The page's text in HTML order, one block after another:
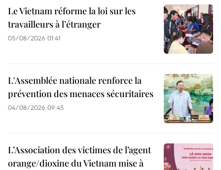
Le Vietnam réforme la loi sur les
travailleurs à l’étranger
05/08/2026 01:41
L'Assemblée nationale renforce la
prévention des menaces sécuritaires
04/08/2026 09:45
L’Association des victimes de l’agent
orange/dioxine du Vietnam mise à